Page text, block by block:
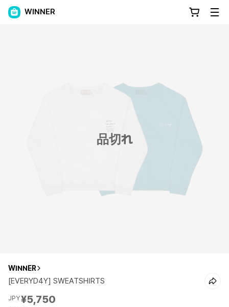
WINNER
品切れ
WINNER
[EVERYD4Y] SWEATSHIRTS
JPY¥5,750